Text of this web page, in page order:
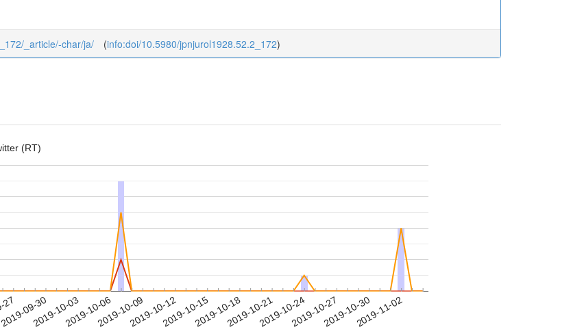
_article/-char/ja/ (info:doi/10.5980/jpnjurol1928.52.2_172)
(RT)
09-30
2019-10-032019-10-062019-10-092019-10-122019-10-152019-10-182019-10-212019-10-242019-10-272019-10-302019-11-02